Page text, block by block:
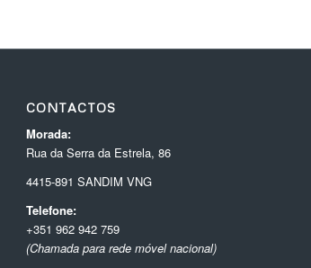
CONTACTOS
Morada:
Rua da Serra da Estrela, 86
4415-891 SANDIM VNG
Telefone:
+351 962 942 759
(Chamada para rede móvel nacional)